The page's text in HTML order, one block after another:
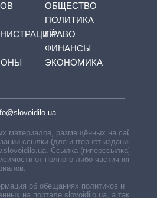
ОБЩЕСТВО
ПОЛИТИКА
ПРАВО
ФИНАНСЫ
ЭКОНОМИКА
материалов, размещённых на сайте,
ссылки (для интернет-изданий —
Ссылка (гиперссылка)
от полного либо частичного
об обещаниях политиков и
на портале slovoidilo.ua, а также